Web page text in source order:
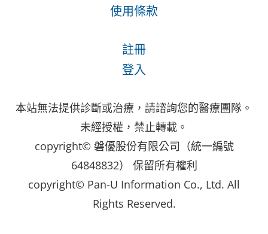
使用條款
註冊
登入
本站無法提供診斷或治療，請諮詢您的醫療團隊。
未經授權，禁止轉載。
copyright© 磐優股份有限公司（統一編號
64848832） 保留所有權利
copyright© Pan-U Information Co., Ltd. All
Rights Reserved.